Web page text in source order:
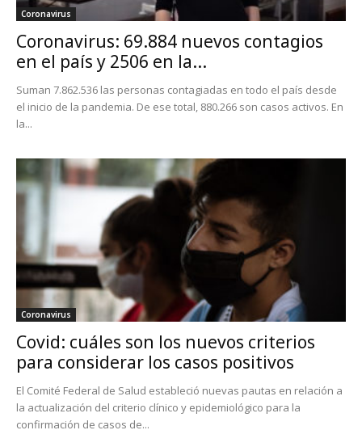
Coronavirus
Coronavirus: 69.884 nuevos contagios
en el país y 2506 en la...
Suman 7.862.536 las personas contagiadas en todo el país desde
el inicio de la pandemia. De ese total, 880.266 son casos activos. En
la...
Coronavirus
Covid: cuáles son los nuevos criterios
para considerar los casos positivos
El Comité Federal de Salud estableció nuevas pautas en relación a
la actualización del criterio clínico y epidemiológico para la
confirmación de casos de...